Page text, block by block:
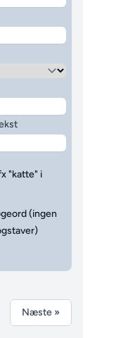
"katte" i
(ingen
Næste »